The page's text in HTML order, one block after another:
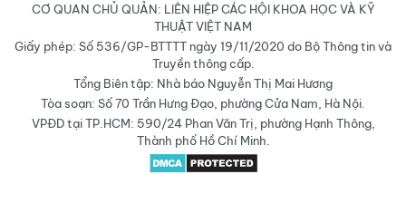
CƠ QUAN CHỦ QUẢN: LIÊN HIỆP CÁC HỘI KHOA HỌC VÀ KỸ
THUẬT VIỆT NAM
Giấy phép: Số 536/GP-BTTTT ngày 19/11/2020 do Bộ Thông tin và
Truyền thông cấp.
Tổng Biên tập: Nhà báo Nguyễn Thị Mai Hương
Tòa soạn: Số 70 Trần Hưng Đạo, phường Cửa Nam, Hà Nội.
VPĐD tại TP.HCM: 590/24 Phan Văn Trị, phường Hạnh Thông,
Thành phố Hồ Chí Minh.